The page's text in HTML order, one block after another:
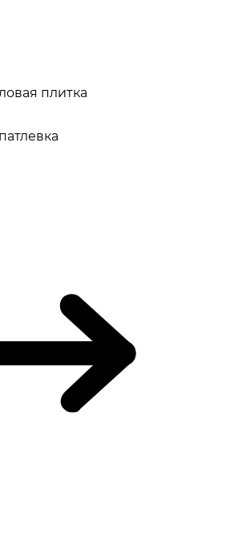
плитка